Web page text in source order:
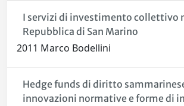
I servizi di investimento collettivo
Repubblica di San Marino
2011 Marco Bodellini
Hedge funds di diritto
innovazioni normative e forme di